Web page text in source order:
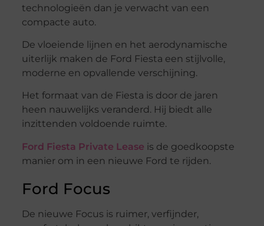
technologieën dan je verwacht van een
compacte auto.
De vloeiende lijnen en het aerodynamische
uiterlijk maken de Ford Fiesta een stijlvolle,
moderne en opvallende verschijning.
Het formaat van de Fiesta is door de jaren
heen nauwelijks veranderd. Hij biedt alle
inzittenden voldoende ruimte.
Ford Fiesta Private Lease is de goedkoopste
manier om in een nieuwe Ford te rijden.
Ford Focus
De nieuwe Focus is ruimer, verfijnder,